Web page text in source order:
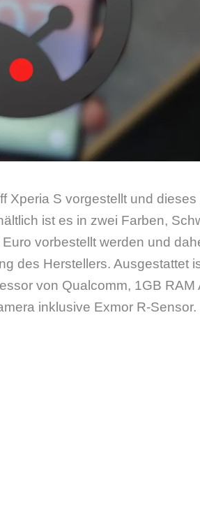
Xperia S vorgestellt und dieses
ist es in zwei Farben,
vorbestellt werden und
des Herstellers. Ausgestattet
von Qualcomm, 1GB RAM
inklusive Exmor R-Sensor.